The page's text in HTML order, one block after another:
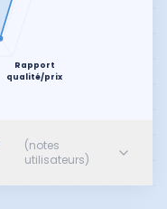
Rapport
qualité/prix
(notes
utilisateurs)